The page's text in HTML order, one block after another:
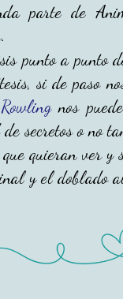
parte de
punto a punto
si de paso
nos
secretos o no
quieran ver
y el doblado